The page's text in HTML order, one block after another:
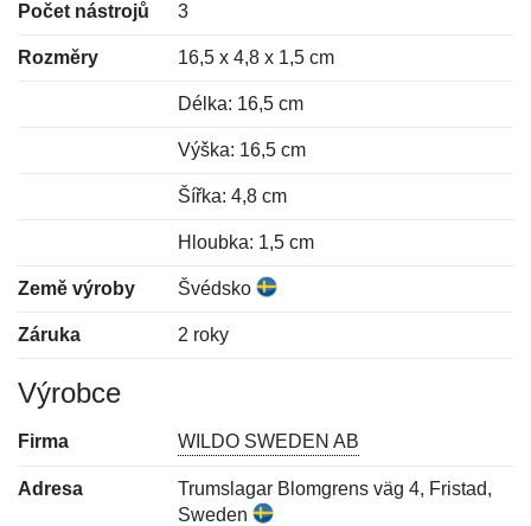
Počet nástrojů 3
Rozměry 16,5 x 4,8 x 1,5 cm
Délka: 16,5 cm
Výška: 16,5 cm
Šířka: 4,8 cm
Hloubka: 1,5 cm
Země výroby Švédsko
Záruka 2 roky
Výrobce
Firma WILDO SWEDEN AB
Adresa
Trumslagar Blomgrens väg 4, Fristad,
Sweden